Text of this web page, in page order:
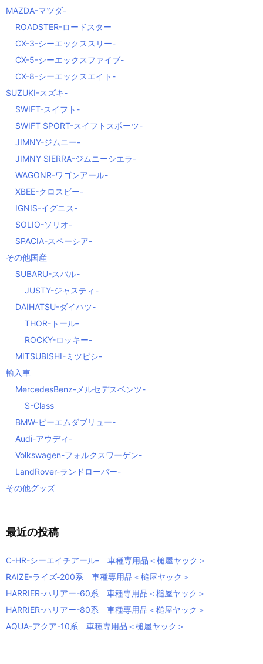
MAZDA-マツダ-
ROADSTER-ロードスター
CX-3-シーエックススリー-
CX-5-シーエックスファイブ-
CX-8-シーエックスエイト-
SUZUKI-スズキ-
SWIFT-スイフト-
SWIFT SPORT-スイフトスポーツ-
JIMNY-ジムニー-
JIMNY SIERRA-ジムニーシエラ-
WAGONR-ワゴンアール-
XBEE-クロスビー-
IGNIS-イグニス-
SOLIO-ソリオ-
SPACIA-スペーシア-
その他国産
SUBARU-スバル-
JUSTY-ジャスティ-
DAIHATSU-ダイハツ-
THOR-トール-
ROCKY-ロッキー-
MITSUBISHI-ミツビシ-
輸入車
MercedesBenz-メルセデスベンツ-
S-Class
BMW-ビーエムダブリュー-
Audi-アウディ-
Volkswagen-フォルクスワーゲン-
LandRover-ランドローバー-
その他グッズ
最近の投稿
C-HR-シーエイチアール- 車種専用品＜槌屋ヤック＞
RAIZE-ライズ‐200系 車種専用品＜槌屋ヤック＞
HARRIER-ハリアー-60系 車種専用品＜槌屋ヤック＞
HARRIER-ハリアー-80系 車種専用品＜槌屋ヤック＞
AQUA-アクア-10系 車種専用品＜槌屋ヤック＞